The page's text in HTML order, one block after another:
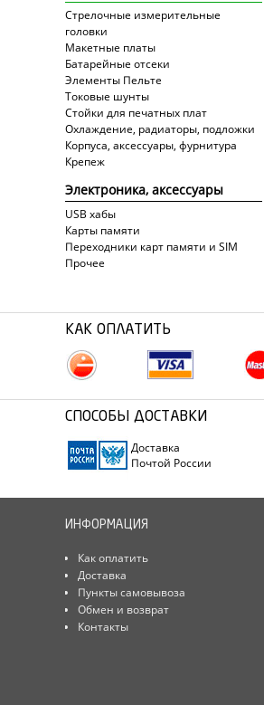
Стрелочные измерительные
головки
Макетные платы
Батарейные отсеки
Элементы Пельте
Токовые шунты
Стойки для печатных плат
Охлаждение, радиаторы, подложки
Корпуса, аксессуары, фурнитура
Крепеж
Электроника, аксессуары
USB хабы
Карты памяти
Переходники карт памяти и SIM
Прочее
КАК ОПЛАТИТЬ
СПОСОБЫ ДОСТАВКИ
Доставка
Почтой России
ИНФОРМАЦИЯ
Как оплатить
Доставка
Пункты самовывоза
Обмен и возврат
Контакты